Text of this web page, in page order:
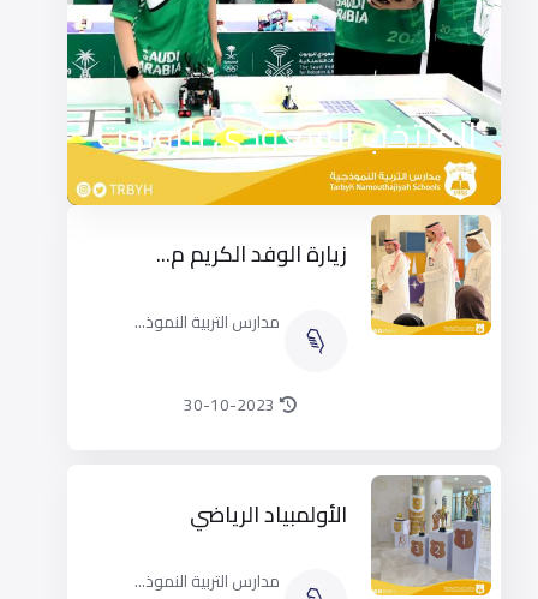
المنتخب السعودي للروبوت
زيارة الوفد الكريم م...
مدارس التربية النموذ...
30-10-2023
الأولمبياد الرياضي
مدارس التربية النموذ...